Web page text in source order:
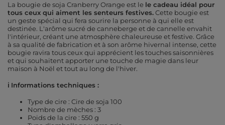
La bougie de soja Cranberry Orange est le le cadeau idéal pour
tous ceux qui aiment les senteurs festives.Cette bougie est
un geste spécial qui fera sourire la personne à qui elle est
destinée. L'arôme sucré de canneberge et de cannelle envahit
l'intérieur, créant une atmosphère chaleureuse et festive. Grâce
à sa qualité de fabrication et à son arôme hivernal intense, cette
bougie ravira tous ceux qui apprécient les touches saisonnières
et qui souhaitent apporter une touche de magie dans leur
maison à Noël et tout au long de l'hiver.
ℹ️ Informations techniques :
Type de cire : Cire de soja 100
Nombre de mèches : 3
Poids de la cire : 550 g